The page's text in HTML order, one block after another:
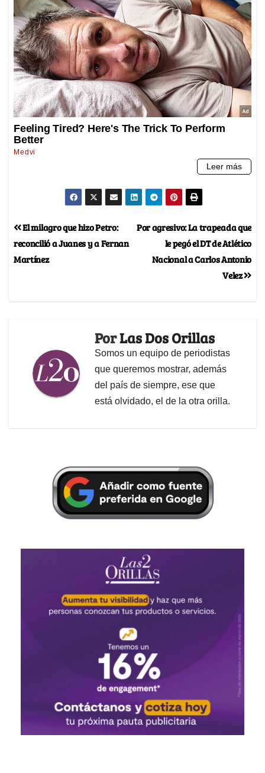
Por agresivo: La trapeada que
le pegó el DT de Atlético
Nacional a Carlos Antonio
Velez
El milagro que hizo Petro:
reconcilió a Juanes y a Fernan
Martínez
PorLas Dos Orillas
Somos un equipo de periodistas
que queremos mostrar, además
del país de siempre, ese que
está olvidado, el de la otra orilla.